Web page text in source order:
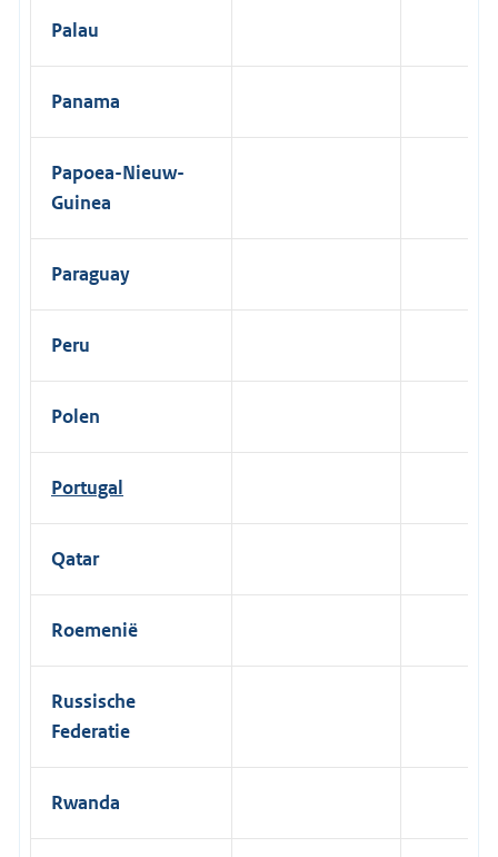
Palau
Panama
Papoea-Nieuw-
Guinea
Paraguay
Peru
Polen
Portugal
Qatar
Roemenië
Russische
Federatie
Rwanda